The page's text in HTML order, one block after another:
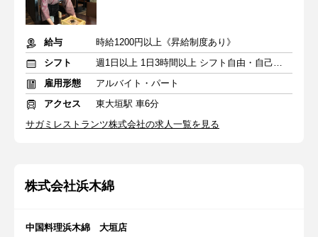
給与
時給1200円以上《昇給制度あり》
シフト
週1日以上 1日3時間以上 シフト自由・自己申告
雇用形態
アルバイト・パート
アクセス
東大垣駅 車6分
サガミレストランツ株式会社の求人一覧を見る
株式会社浜木綿
中国料理浜木綿 大垣店